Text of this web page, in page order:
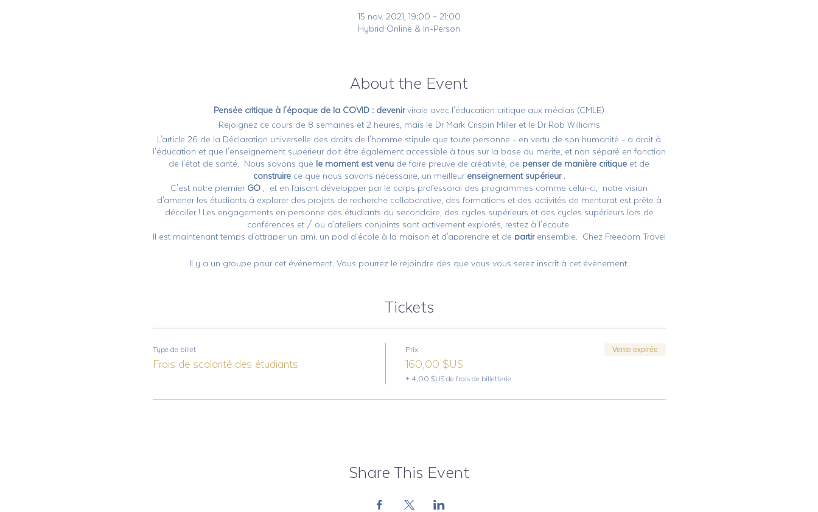
15 nov. 2021, 19:00 – 21:00
Hybrid Online & In-Person
About the Event
Pensée critique à l'époque de la COVID : devenirvirale avec l'éducation critique aux médias (CMLE)
Rejoignez ce cours de 8 semaines et 2 heures, mais le Dr Mark Crispin Miller et le Dr Rob Williams
L'article 26 de la Déclaration universelle des droits de l'homme stipule que toute personne - en vertu de son humanité - a droit à
l'éducation et que l'enseignement supérieur doit être également accessible à tous sur la base du mérite, et non séparé en fonction
de l'état de santé. Nous savons que le moment est venu de faire preuve de créativité, de penser de manière critique et de
construirece que nous savons nécessaire, un meilleur enseignement supérieur.
C'est notre premier GO , et en faisant développer par le corps professoral des programmes comme celui-ci, notre vision
d'amener les étudiants à explorer des projets de recherche collaborative, des formations et des activités de mentorat est prête à
décoller ! Les engagements en personne des étudiants du secondaire, des cycles supérieurs et des cycles supérieurs lors de
conférences et / ou d'ateliers conjoints sont activement explorés, restez à l'écoute.
Il est maintenant temps d'attraper un ami, un pod d'école à la maison et d'apprendre et de partirensemble. Chez Freedom Travel
vraiment un hybride d'expérience en ligne et en personne ! Notre objectif est que plus vousGO , plus vousgrandissez
offrons donc à tous ceux qui s'ouvrent pour organiser ce cours hebdomadaire en personne, des cours gratuits et une boîte de
sera enregistré.
Il y a un groupe pour cet événement. Vous pourrez le rejoindre dès que vous vous serez inscrit à cet événement.
Tickets
Type de billet
Frais de scolarité des étudiants
Prix
160,00 $US
+ 4,00 $US de frais de billetterie
Vente expirée
Share This Event